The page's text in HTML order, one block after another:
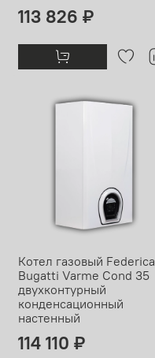
113 826 ₽
Котел газовый Federica
Bugatti Varme Cond 35
двухконтурный
конденсационный
настенный
114 110 ₽